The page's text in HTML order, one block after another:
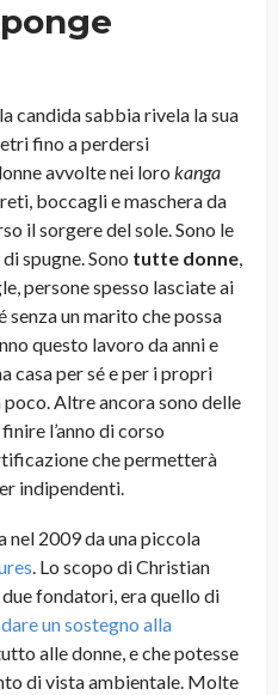
candida sabbia rivela la sua
fino a perdersi
avvolte nei loro kanga
boccagli e maschera da
il sorgere del sole. Sono le
spugne. Sono tutte donne,
persone spesso lasciate ai
un marito che possa
questo lavoro da anni e
casa per sé e per i propri
Altre ancora sono delle
l’anno di corso
che permetterà
indipendenti.
nel 2009 da una piccola
. Lo scopo di Christian
fondatori, era quello di
dare un sostegno alla
alle donne, e che potesse
di vista ambientale. Molte